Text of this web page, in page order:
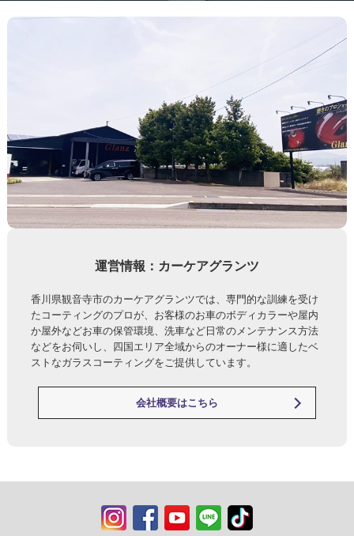
運営情報：カーケアグランツ
香川県観音寺市のカーケアグランツでは、専門的な訓練を受け
たコーティングのプロが、お客様のお車のボディカラーや屋内
か屋外などお車の保管環境、洗車など日常のメンテナンス方法
などをお伺いし、四国エリア全域からのオーナー様に適したベ
ストなガラスコーティングをご提供しています。
会社概要はこちら